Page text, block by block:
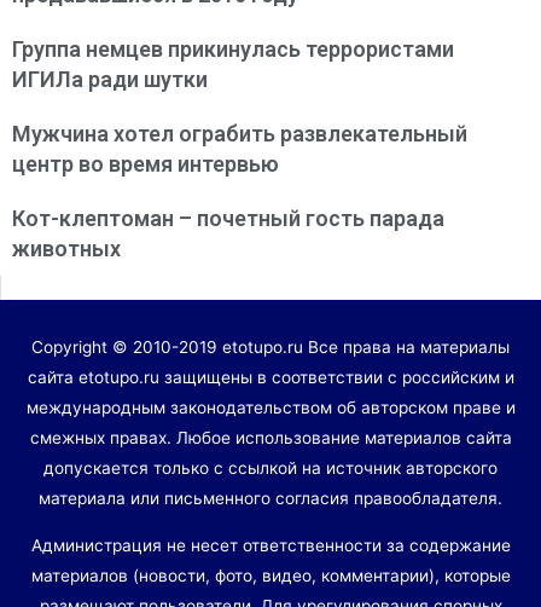
Группа немцев прикинулась террористами
ИГИЛа ради шутки
Мужчина хотел ограбить развлекательный
центр во время интервью
Кот-клептоман – почетный гость парада
животных
Copyright © 2010-2019 etotupo.ru Все права на материалы
сайта etotupo.ru защищены в соответствии с российским и
международным законодательством об авторском праве и
смежных правах. Любое использование материалов сайта
допускается только с ссылкой на источник авторского
материала или письменного согласия правообладателя.
Администрация не несет ответственности за содержание
материалов (новости, фото, видео, комментарии), которые